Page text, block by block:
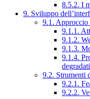
8.5.2. I
9. Sviluppo
9.1.
9.1.1.
9.1.2.
9.1.3.
9.1.4.
9.2. Strumenti
9.2.1.
9.2.2.